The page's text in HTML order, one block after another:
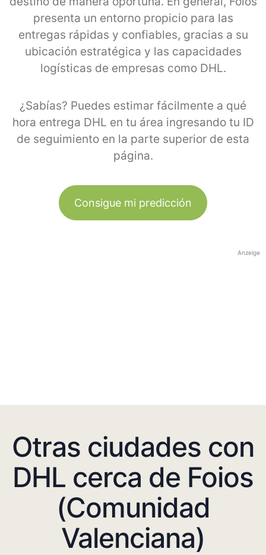
presenta un entorno propicio para las
entregas rápidas y confiables, gracias a su
ubicación estratégica y las capacidades
logísticas de empresas como DHL.
¿Sabías? Puedes estimar fácilmente a qué
hora entrega DHL en tu área ingresando tu ID
de seguimiento en la parte superior de esta
página.
Consigue mi predicción
Anzeige
Otras ciudades con
DHL cerca de Foios
(Comunidad
Valenciana)